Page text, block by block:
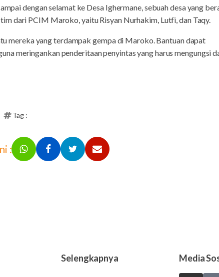
dengan selamat ke Desa Ighermane, sebuah desa yang
dari PCIM Maroko, yaitu Risyan Nurhakim, Lutfi, dan Taqy.
mereka yang terdampak gempa di Maroko. Bantuan dapat
meringankan penderitaan penyintas yang harus mengungsi
Tag :
:
Selengkapnya Media